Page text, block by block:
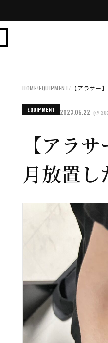
HOME/EQUIPMENT/ 【アラサー
EQUIPMENT 2023.05.22 (↺
【アラ
月放置し